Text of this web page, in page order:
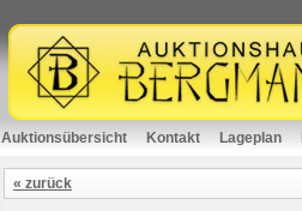
Auktionsübersicht Kontakt Lageplan
« zurück